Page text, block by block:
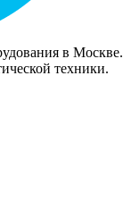
в Москве.
техники.